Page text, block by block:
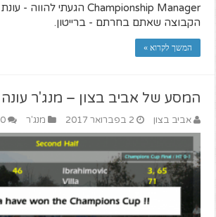
הקבוצה שאתם בחרתם - ברייטון.
המשך לקרוא »
המסע של אביב בצון – מנג'ר עונה 15
אביב בצון 2 בפברואר 2017 מנג'ר 0